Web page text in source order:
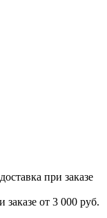
при заказе
заказе от 3 000 руб.